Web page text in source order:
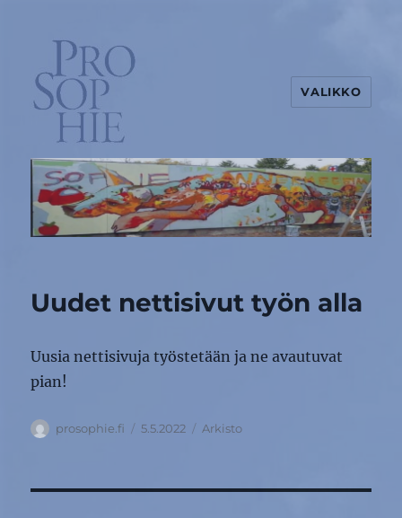
VALIKKO
Uudet nettisivut työn alla
Uusia nettisivuja työstetään ja ne avautuvat
pian!
Kirjoittaja
prosophie.fi Julkaistu
5.5.2022 Kategoriat
Arkisto